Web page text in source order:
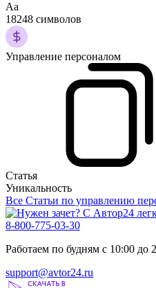
Аа
18248 символов
Управление персоналом
Статья
Уникальность
Все Статьи по управлению
8-800-775-03-30
Работаем по будням с 10:00 до
support@avtor24.ru